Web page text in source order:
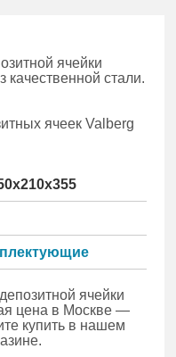
ячейки
стали.
ячеек Valberg
ячейки
цена в Москве —
купить в нашем